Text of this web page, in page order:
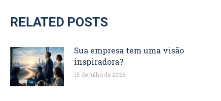
RELATED POSTS
Sua empresa tem uma visão
inspiradora?
15 de julho de 2026